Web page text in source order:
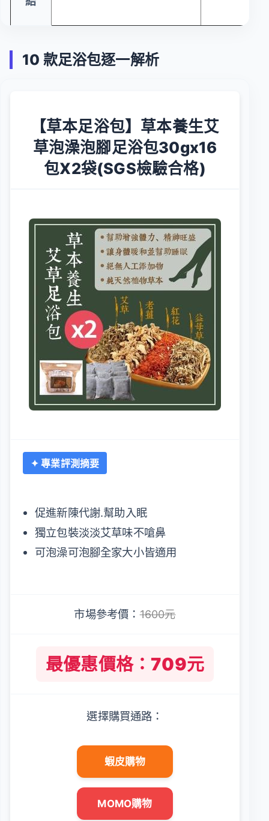
10 款足浴包逐一解析
【草本足浴包】草本養生艾
草泡澡泡腳足浴包30gx16
包X2袋(SGS檢驗合格)
✦ 專業評測摘要
促進新陳代謝.幫助入眠
獨立包裝淡淡艾草味不嗆鼻
可泡澡可泡腳全家大小皆適用
市場參考價：1600元
最優惠價格：709元
選擇購買通路：
蝦皮購物
MOMO購物